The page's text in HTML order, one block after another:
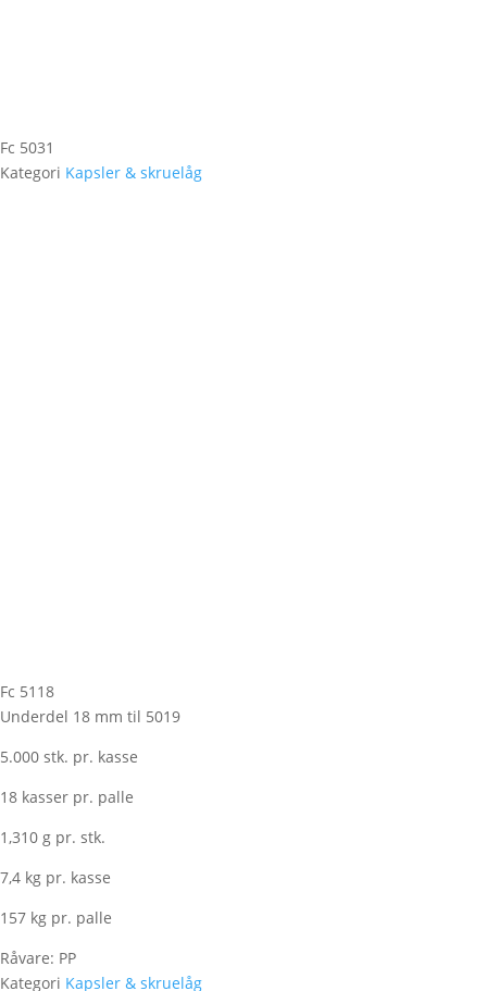
Fc 5031
Kategori Kapsler & skruelåg
Fc 5118
Underdel 18 mm til 5019
5.000 stk. pr. kasse
18 kasser pr. palle
1,310 g pr. stk.
7,4 kg pr. kasse
157 kg pr. palle
Råvare: PP
Kategori Kapsler & skruelåg